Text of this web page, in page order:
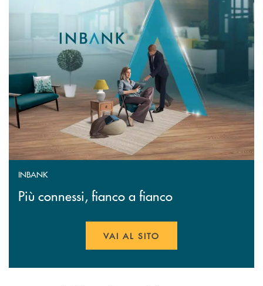
INBANK
Più connessi, fianco a fianco
VAI AL SITO